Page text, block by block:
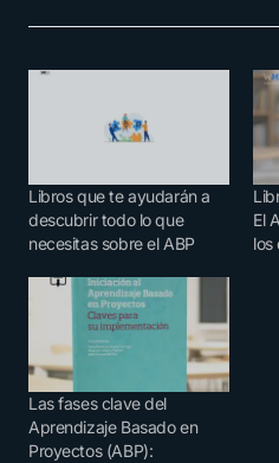
Libros que te ayudarán a
descubrir todo lo que
necesitas sobre el ABP
El
los
Las fases clave del
Aprendizaje Basado en
Proyectos (ABP):